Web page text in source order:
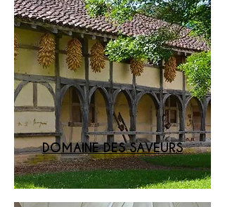
DOMAINE DES SAVEURS